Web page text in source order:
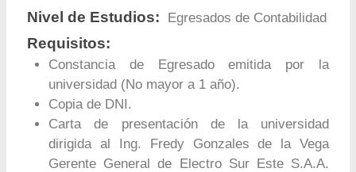
Nivel de Estudios: Egresados de Contabilidad
Requisitos:
Constancia de Egresado emitida por la
universidad (No mayor a 1 año).
Copia de DNI.
Carta de presentación de la universidad
dirigida al Ing. Fredy Gonzales de la Vega
Gerente General de Electro Sur Este S.A.A.